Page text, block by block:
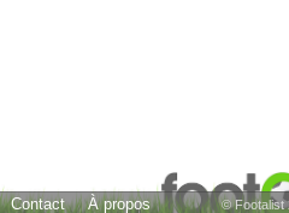
Contact À propos © Footalist